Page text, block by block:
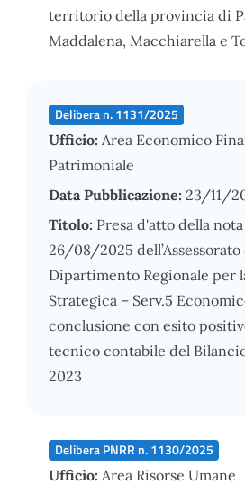
territorio della provincia di
Maddalena, Macchiarella e
Delibera n. 1131/2025
Ufficio: Area Economico
Patrimoniale
Data Pubblicazione: 23/11/
Titolo: Presa d'atto della
26/08/2025 dell’Assessorato
Dipartimento Regionale per
Strategica – Serv.5
conclusione con esito
tecnico contabile del
2023
Delibera PNRR n. 1130/2025
Ufficio: Area Risorse Umane